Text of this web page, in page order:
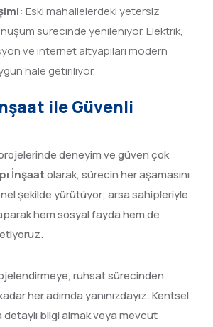
Eski mahallelerdeki yetersiz
sürecinde yenileniyor. Elektrik,
ve internet altyapıları modern
hale getiriliyor.
ile Güvenli
deneyim ve güven çok
İnşaatolarak, sürecin her aşamasını
şekilde yürütüyor; arsa sahipleriyle
hem sosyal fayda hem de
ruhsat sürecinden
her adımda yanınızdayız. Kentsel
detaylı bilgi almak veya mevcut